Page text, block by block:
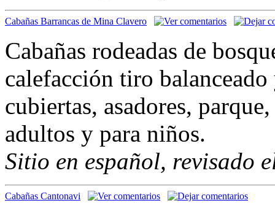
Cabañas Barrancas de Mina Clavero
Cabañas rodeadas de
calefacción tiro
cubiertas, asadores,
adultos y para niños.
Sitio en español, revisado
Cabañas Cantonavi